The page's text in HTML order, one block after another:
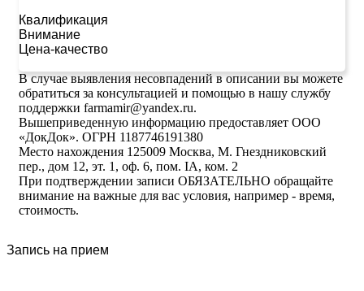
Квалификация
Внимание
Цена-качество
В случае выявления несовпадений в описании вы можете
обратиться за консультацией и помощью в нашу службу
поддержки farmamir@yandex.ru.
Вышеприведенную информацию предоставляет ООО
«ДокДок». ОГРН 1187746191380
Место нахождения 125009 Москва, М. Гнездниковский
пер., дом 12, эт. 1, оф. 6, пом. IA, ком. 2
При подтверждении записи ОБЯЗАТЕЛЬНО обращайте
внимание на важные для вас условия, например - время,
стоимость.
Запись на прием